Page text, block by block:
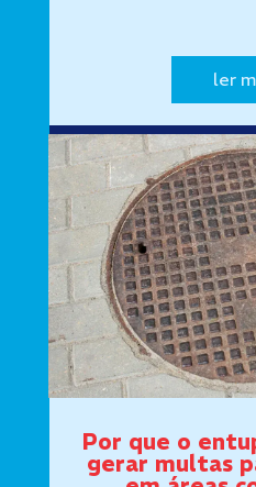
ler
Por que o
gerar multas